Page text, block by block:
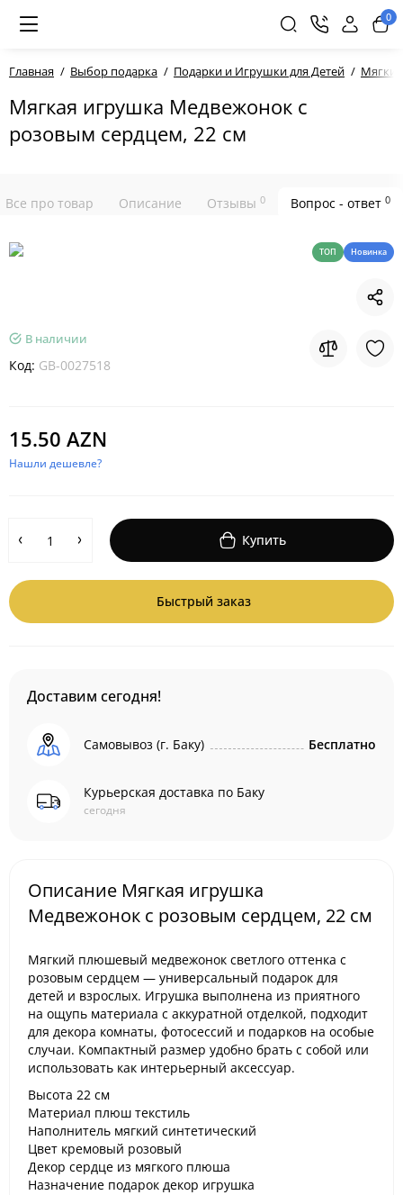
0
Главная Выбор подарка Подарки и Игрушки для Детей
Мягкая игрушка Медвежонок с
розовым сердцем, 22 см
Все про товар Описание Отзывы 0 Вопрос - ответ 0
ТОП Новинка
В наличии
Код: GB-0027518
15.50 AZN
Нашли дешевле?
Купить
Быстрый заказ
Доставим сегодня!
Самовывоз (г. Баку) Бесплатно
Курьерская доставка по Баку
сегодня
Описание Мягкая игрушка
Медвежонок с розовым сердцем, 22 см
Мягкий плюшевый медвежонок светлого оттенка с
розовым сердцем — универсальный подарок для
детей и взрослых. Игрушка выполнена из приятного
на ощупь материала с аккуратной отделкой, подходит
для декора комнаты, фотосессий и подарков на особые
случаи. Компактный размер удобно брать с собой или
использовать как интерьерный аксессуар.
Высота 22 см
Материал плюш текстиль
Наполнитель мягкий синтетический
Цвет кремовый розовый
Декор сердце из мягкого плюша
Назначение подарок декор игрушка